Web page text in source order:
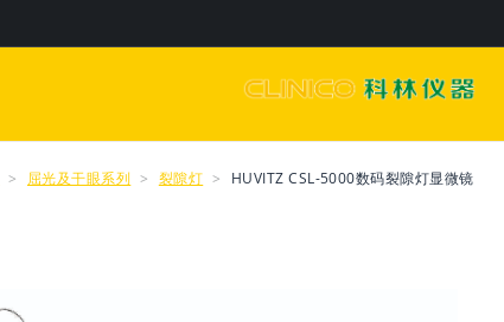
屈光及干眼系列 裂隙灯 HUVITZ CSL-5000数码裂隙灯显微镜